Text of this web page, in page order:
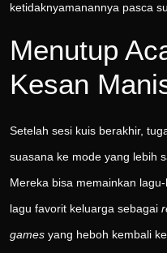
ketidaknyamanannya pasca
Menutup
Kesan
Setelah sesi kuis berakhir,
suasana ke mode yang lebih
Mereka bisa memainkan
lagu favorit keluarga sebagai
games yang heboh kembali